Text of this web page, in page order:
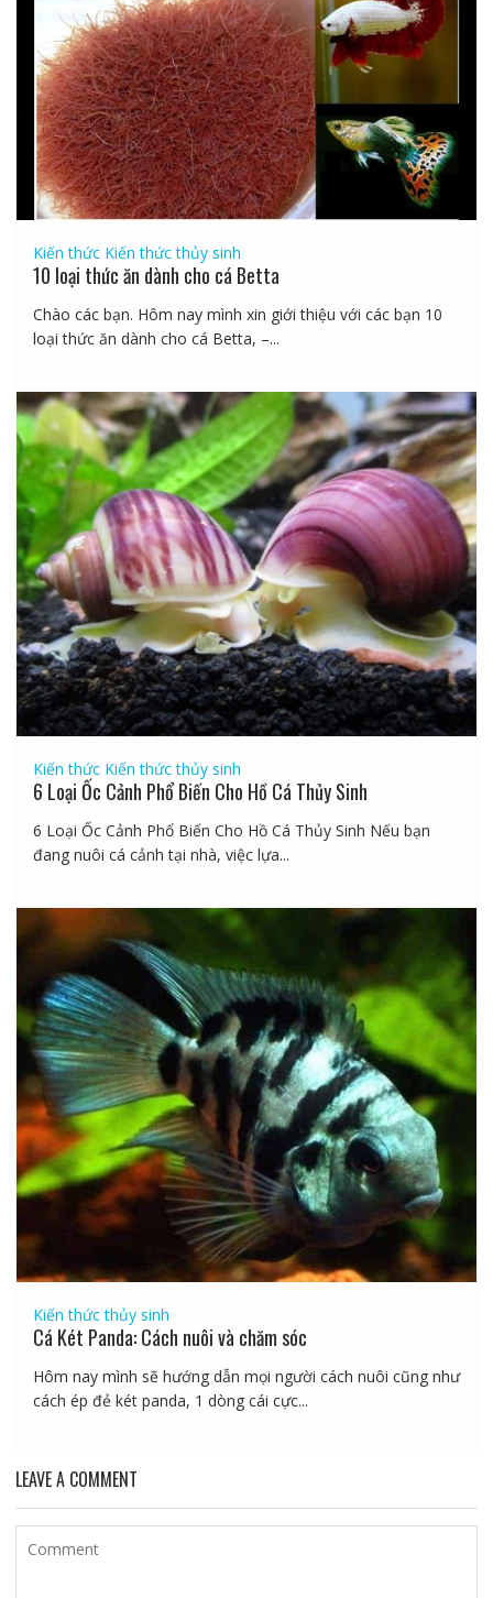
Kiến thức Kiến thức thủy sinh
10 loại thức ăn dành cho cá Betta
Chào các bạn. Hôm nay mình xin giới thiệu với các bạn 10
loại thức ăn dành cho cá Betta, –...
Kiến thức Kiến thức thủy sinh
6 Loại Ốc Cảnh Phổ Biến Cho Hồ Cá Thủy Sinh
6 Loại Ốc Cảnh Phổ Biến Cho Hồ Cá Thủy Sinh Nếu bạn
đang nuôi cá cảnh tại nhà, việc lựa...
Kiến thức thủy sinh
Cá Két Panda: Cách nuôi và chăm sóc
Hôm nay mình sẽ hướng dẫn mọi người cách nuôi cũng như
cách ép đẻ két panda, 1 dòng cái cực...
LEAVE A COMMENT